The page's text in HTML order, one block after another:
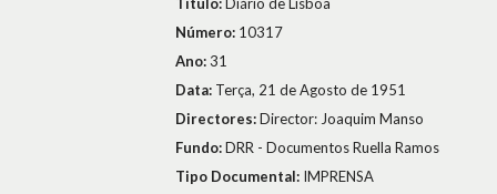
Número: 10317
Ano:31
Data: Terça, 21 de Agosto de 1951
Directores:Director: Joaquim Manso
Fundo:DRR - Documentos Ruella Ramos
Tipo Documental: IMPRENSA